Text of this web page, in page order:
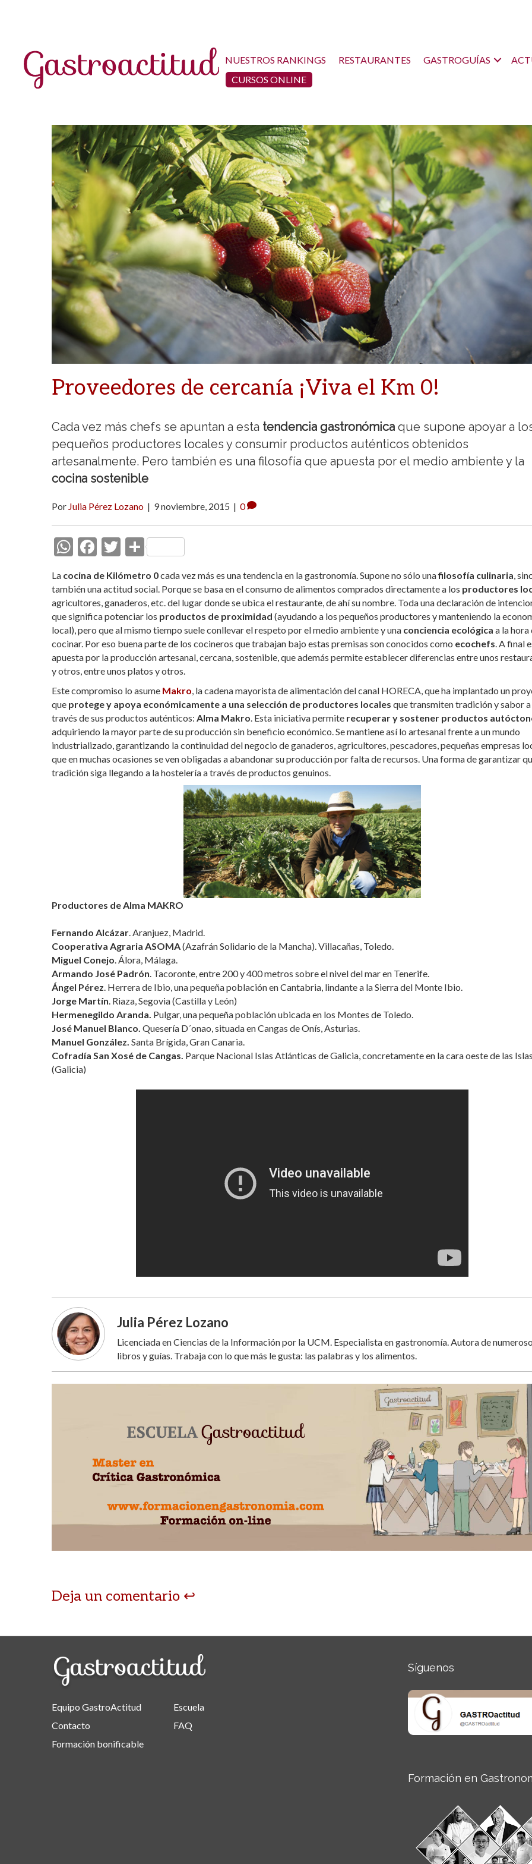
NUESTROS RANKINGS RESTAURANTES GASTROGUÍAS
CURSOS ONLINE
Proveedores de cercanía ¡Viva el Km 0!
Cada vez más chefs se apuntan a esta tendencia gastronómica que supone apoyar a
pequeños productores locales y consumir productos auténticos obtenidos
artesanalmente. Pero también es una filosofía que apuesta por el medio ambiente y la
cocina sostenible
Por Julia Pérez Lozano | 9 noviembre, 2015 | 0
W
at
s
A
p
p
F
e
b
o
o
k
T
itt
er
C
m
p
ar
ti
r
La cocina de Kilómetro 0cada vez más es una tendencia en la gastronomía. Supone no sólo unafilosofía culinaria ,
también una actitud social. Porque se basa en el consumo de alimentos comprados directamente a los productores
agricultores, ganaderos, etc. del lugar donde se ubica el restaurante, de ahí su nombre. Toda una declaración de
que significa potenciar los productos de proximidad (ayudando a los pequeños productores y manteniendo la
local), pero que al mismo tiempo suele conllevar el respeto por el medio ambiente y una conciencia ecológica a la hora
cocinar. Por eso buena parte de los cocineros que trabajan bajo estas premisas son conocidos como ecochefs . A final
apuesta por la producción artesanal, cercana, sostenible, que además permite establecer diferencias entre unos
y otros, entre unos platos y otros.
Este compromiso lo asume Makro , la cadena mayorista de alimentación del canal HORECA, que ha implantado un
que protege y apoya económicamente a una selección de productores locales que transmiten tradición y sabor a
través de sus productos auténticos: Alma Makro . Esta iniciativa permite recuperar y sostener productos
adquiriendo la mayor parte de su producción sin beneficio económico. Se mantiene así lo artesanal frente a un mundo
industrializado, garantizando la continuidad del negocio de ganaderos, agricultores, pescadores, pequeñas empresas
que en muchas ocasiones se ven obligadas a abandonar su producción por falta de recursos. Una forma de garantizar
tradición siga llegando a la hostelería a través de productos genuinos.
Productores de Alma MAKRO
Fernando Alcázar . Aranjuez, Madrid.
Cooperativa Agraria ASOMA(Azafrán Solidario de la Mancha). Villacañas, Toledo.
Miguel Conejo . Álora, Málaga.
Armando José Padrón . Tacoronte, entre 200 y 400 metros sobre el nivel del mar en Tenerife.
Ángel Pérez . Herrera de Ibio, una pequeña población en Cantabria, lindante a la Sierra del Monte Ibio.
Jorge Martín . Riaza, Segovia (Castilla y León)
Hermenegildo Aranda. Pulgar, una pequeña población ubicada en los Montes de Toledo.
José Manuel Blanco. Quesería D´onao, situada en Cangas de Onís, Asturias.
Manuel González. Santa Brígida, Gran Canaria.
Cofradía San Xosé de Cangas. Parque Nacional Islas Atlánticas de Galicia, concretamente en la cara oeste de las
(Galicia)
Julia Pérez Lozano
Licenciada en Ciencias de la Información por la UCM. Especialista en gastronomía. Autora de
libros y guías. Trabaja con lo que más le gusta: las palabras y los alimentos.
Deja un comentario
Equipo GastroActitud
Contacto
Formación bonificable
Escuela
FAQ
Síguenos
Formación en